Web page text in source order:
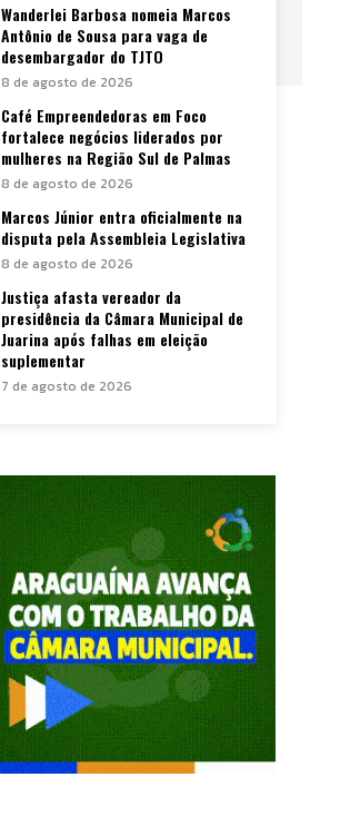
Wanderlei Barbosa nomeia Marcos
Antônio de Sousa para vaga de
desembargador do TJTO
8 de agosto de 2026
Café Empreendedoras em Foco
fortalece negócios liderados por
mulheres na Região Sul de Palmas
8 de agosto de 2026
Marcos Júnior entra oficialmente na
disputa pela Assembleia Legislativa
8 de agosto de 2026
Justiça afasta vereador da
presidência da Câmara Municipal de
Juarina após falhas em eleição
suplementar
7 de agosto de 2026